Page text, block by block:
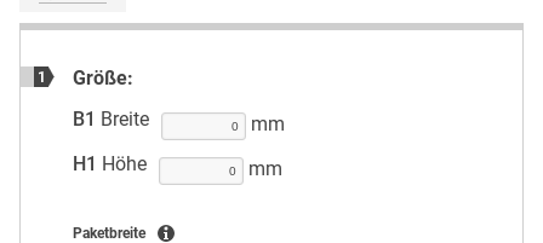
1
Größe:
B1 Breite
mm
H1 Höhe mm
Paketbreite